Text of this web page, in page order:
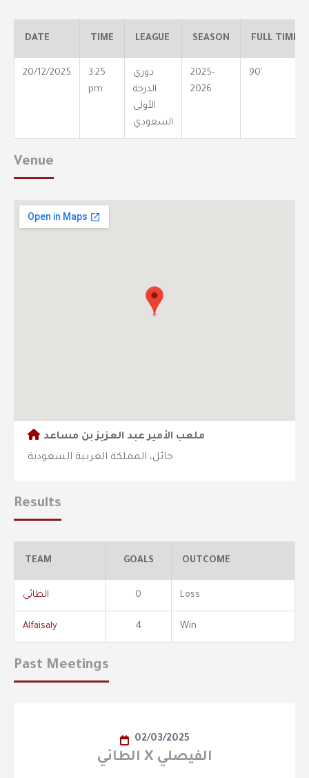
DATE TIME LEAGUE SEASON FULL TIME
20/12/2025
3:25
pm
دوري
الدرجة
الأولى
السعودي
2025-
2026
90'
Venue
ملعب الأمير عبد العزيز بن مساعد
حائل، المملكة العربية السعودية
Results
TEAM GOALS OUTCOME
الطائي 0 Loss
Alfaisaly 4 Win
Past Meetings
02/03/2025
الطائي X الفيصلي